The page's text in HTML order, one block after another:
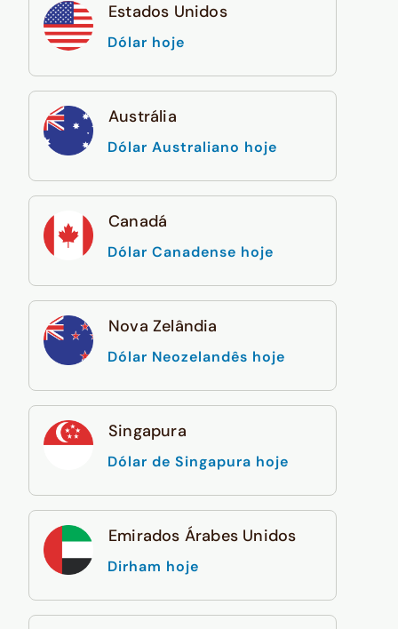
Estados Unidos
Dólar hoje
Austrália
Dólar Australiano hoje
Canadá
Dólar Canadense hoje
Nova Zelândia
Dólar Neozelandês hoje
Singapura
Dólar de Singapura hoje
Emirados Árabes Unidos
Dirham hoje